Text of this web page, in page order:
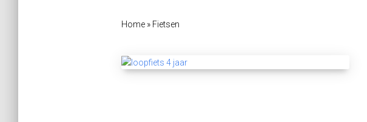
Home» Fietsen